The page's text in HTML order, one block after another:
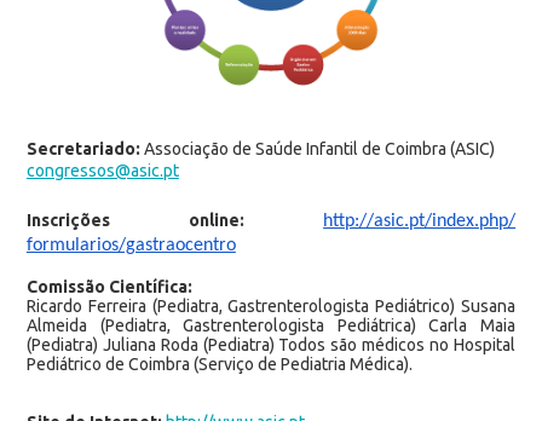
Secretariado: Associação de Saúde Infantil de Coimbra (ASIC)
congressos@asic.pt
Inscrições online:
http://asic.pt/index.php/
formularios/gastraocentro
Comissão Científica:
Ricardo Ferreira (Pediatra, Gastrenterologista Pediátrico) Susana
Almeida (Pediatra, Gastrenterologista Pediátrica) Carla Maia
(Pediatra) Juliana Roda (Pediatra) Todos são médicos no Hospital
Pediátrico de Coimbra (Serviço de Pediatria Médica).